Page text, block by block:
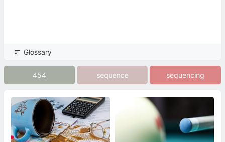
Glossary
454 sequence sequencing